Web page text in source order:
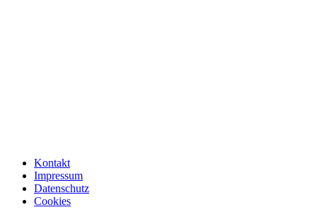
Kontakt
Impressum
Datenschutz
Cookies